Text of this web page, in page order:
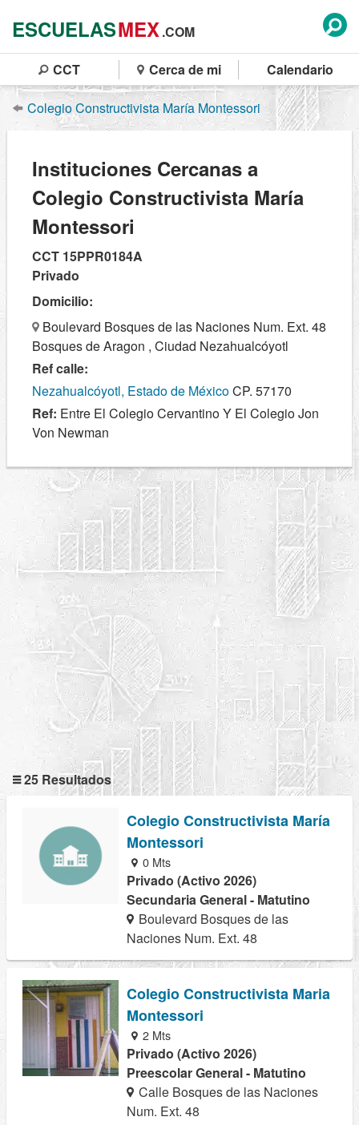
ESCUELASMEX.COM
CCT Cerca de mi Calendario
Colegio Constructivista María Montessori
Instituciones Cercanas a
Colegio Constructivista María
Montessori
CCT 15PPR0184A
Privado
Domicilio:
Boulevard Bosques de las Naciones Num. Ext. 48
Bosques de Aragon , Ciudad Nezahualcóyotl
Ref calle:
Nezahualcóyotl, Estado de MéxicoCP. 57170
Ref: Entre El Colegio Cervantino Y El Colegio Jon
Von Newman
25 Resultados
Colegio Constructivista María
Montessori
0 Mts
Privado (Activo 2026)
Secundaria General - Matutino
Boulevard Bosques de las
Naciones Num. Ext. 48
Colegio Constructivista Maria
Montessori
2 Mts
Privado (Activo 2026)
Preescolar General - Matutino
Calle Bosques de las Naciones
Num. Ext. 48